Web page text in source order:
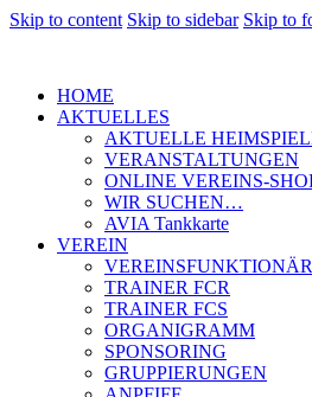
Skip to content Skip to sidebar Skip to
HOME
AKTUELLES
AKTUELLE
VERANSTALTUNGEN
ONLINE VEREINS-
WIR SUCHEN…
AVIA Tankkarte
VEREIN
TRAINER FCR
TRAINER FCS
ORGANIGRAMM
SPONSORING
GRUPPIERUNGEN